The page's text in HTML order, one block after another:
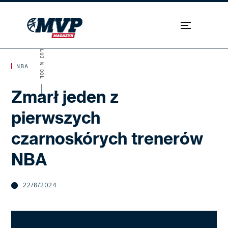
NBA
Zmarł jeden z
pierwszych
czarnoskórych trenerów
NBA
22/8/2024
SKROLUJ W DÓŁ